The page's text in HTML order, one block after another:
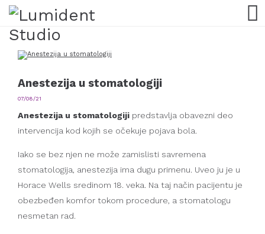
Anestezija u stomatologiji
07/08/21
Anestezija u stomatologiji predstavlja obavezni deo
intervencija kod kojih se očekuje pojava bola.
Iako se bez njen ne može zamislisti savremena
stomatologija, anestezija ima dugu primenu. Uveo ju je u
Horace Wells sredinom 18. veka. Na taj način pacijentu je
obezbeđen komfor tokom procedure, a stomatologu
nesmetan rad.